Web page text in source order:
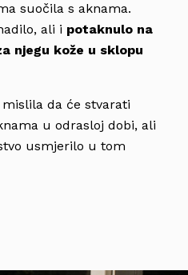
suočila s aknama.
ali i potaknulo na
njegu kože u sklopu
da će stvarati
u odrasloj dobi, ali
usmjerilo u tom